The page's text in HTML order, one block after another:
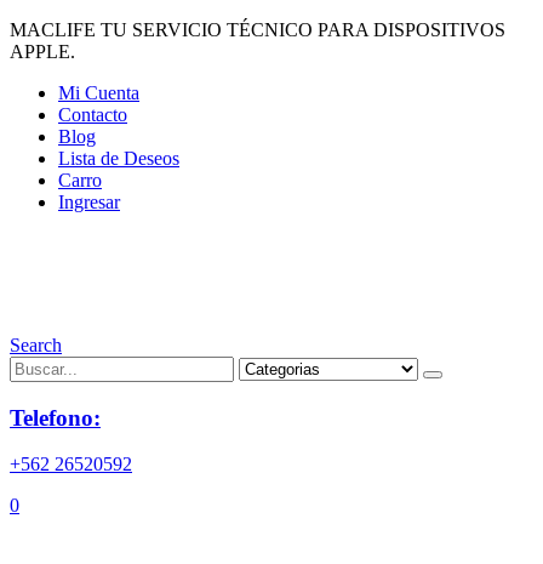
MACLIFE TU SERVICIO TÉCNICO PARA DISPOSITIVOS
APPLE.
Mi Cuenta
Contacto
Blog
Lista de Deseos
Carro
Ingresar
Search
Telefono:
+562 26520592
0